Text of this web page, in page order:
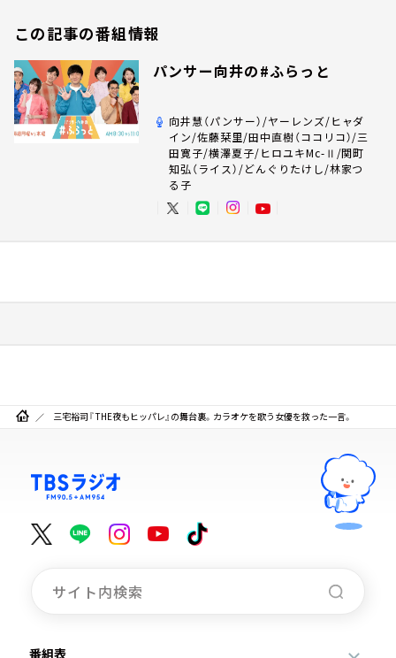
この記事の番組情報
パンサー向井の#ふらっと
向井慧（パンサー）/ヤーレンズ/ヒャダ
イン/佐藤栞里/田中直樹（ココリコ）/三
田寛子/横澤夏子/ヒロユキMc-Ⅱ/関町
知弘（ライス）/どんぐりたけし/林家つ
る子
三宅裕司『 THE夜もヒッパレ』の舞台裏。カラオケを歌う女優を救った一言。
番組表